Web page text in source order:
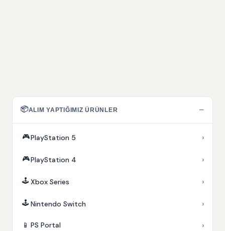
📦ALIM YAPTIĞIMIZ ÜRÜNLER −
🎮PlayStation 5 ›
🎮PlayStation 4 ›
🕹️ Xbox Series ›
🕹️ Nintendo Switch ›
📱 PS Portal ›